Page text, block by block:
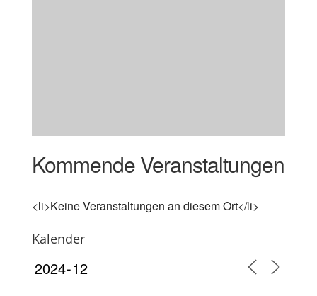
Kommende Veranstaltungen
<li>Keine Veranstaltungen an diesem Ort</li>
Kalender